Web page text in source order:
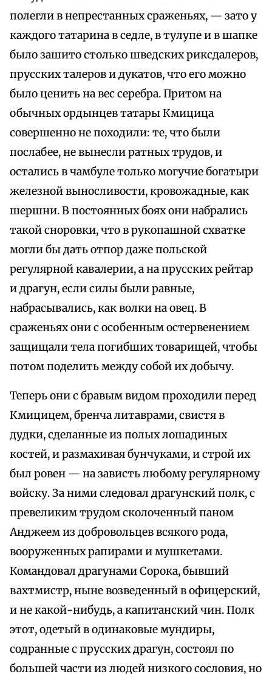
полегли в непрестанных сраженьях, — зато у
каждого татарина в седле, в тулупе и в шапке
было зашито столько шведских риксдалеров,
прусских талеров и дукатов, что его можно
было ценить на вес серебра. Притом на
обычных ордынцев татары Кмицица
совершенно не походили: те, что были
послабее, не вынесли ратных трудов, и
остались в чамбуле только могучие богатыри
железной выносливости, кровожадные, как
шершни. В постоянных боях они набрались
такой сноровки, что в рукопашной схватке
могли бы дать отпор даже польской
регулярной кавалерии, а на прусских рейтар
и драгун, если силы были равные,
набрасывались, как волки на овец. В
сраженьях они с особенным остервенением
защищали тела погибших товарищей, чтобы
потом поделить между собой их добычу.
Теперь они с бравым видом проходили перед
Кмицицем, бренча литаврами, свистя в
дудки, сделанные из полых лошадиных
костей, и размахивая бунчуками, и строй их
был ровен — на зависть любому регулярному
войску. За ними следовал драгунский полк, с
превеликим трудом сколоченный паном
Анджеем из добровольцев всякого рода,
вооруженных рапирами и мушкетами.
Командовал драгунами Сорока, бывший
вахтмистр, ныне возведенный в офицерский,
и не какой-нибудь, а капитанский чин. Полк
этот, одетый в одинаковые мундиры,
содранные с прусских драгун, состоял по
большей части из людей низкого сословия, но